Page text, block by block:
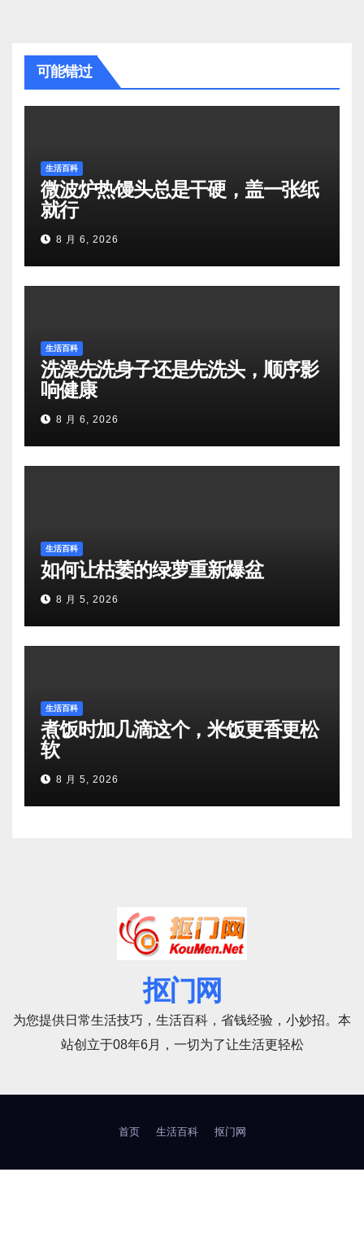
可能错过
生活百科
微波炉热馒头总是干硬，盖一张纸
就行
8 月 6, 2026
生活百科
洗澡先洗身子还是先洗头，顺序影
响健康
8 月 6, 2026
生活百科
如何让枯萎的绿萝重新爆盆
8 月 5, 2026
生活百科
煮饭时加几滴这个，米饭更香更松
软
8 月 5, 2026
抠门网
为您提供日常生活技巧，生活百科，省钱经验，小妙招。本
站创立于08年6月，一切为了让生活更轻松
首页 生活百科 抠门网